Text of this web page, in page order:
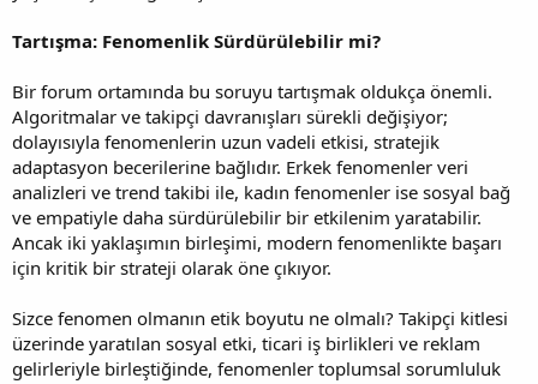
Tartışma: Fenomenlik Sürdürülebilir mi?
Bir forum ortamında bu soruyu tartışmak oldukça önemli.
Algoritmalar ve takipçi davranışları sürekli değişiyor;
dolayısıyla fenomenlerin uzun vadeli etkisi, stratejik
adaptasyon becerilerine bağlıdır. Erkek fenomenler veri
analizleri ve trend takibi ile, kadın fenomenler ise sosyal bağ
ve empatiyle daha sürdürülebilir bir etkilenim yaratabilir.
Ancak iki yaklaşımın birleşimi, modern fenomenlikte başarı
için kritik bir strateji olarak öne çıkıyor.
Sizce fenomen olmanın etik boyutu ne olmalı? Takipçi kitlesi
üzerinde yaratılan sosyal etki, ticari iş birlikleri ve reklam
gelirleriyle birleştiğinde, fenomenler toplumsal sorumluluk